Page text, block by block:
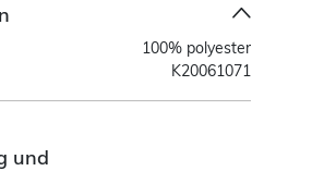
100% polyester
K20061071
und